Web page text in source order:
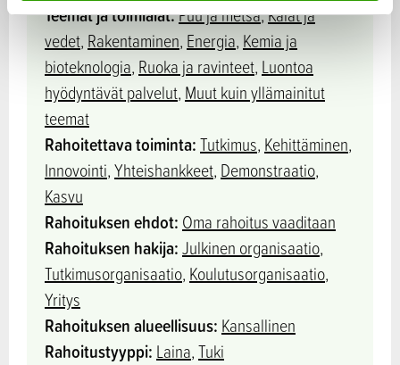
Teemat ja toimialat:Puu ja metsä,Kalat ja
vedet, Rakentaminen, Energia, Kemia ja
bioteknologia, Ruoka ja ravinteet, Luontoa
hyödyntävät palvelut, Muut kuin yllämainitut
teemat
Rahoitettava toiminta:Tutkimus, Kehittäminen,
Innovointi,Yhteishankkeet, Demonstraatio,
Kasvu
Rahoituksen ehdot: Oma rahoitus vaaditaan
Rahoituksen hakija:Julkinen organisaatio,
Tutkimusorganisaatio, Koulutusorganisaatio,
Yritys
Rahoituksen alueellisuus: Kansallinen
Rahoitustyyppi: Laina,Tuki